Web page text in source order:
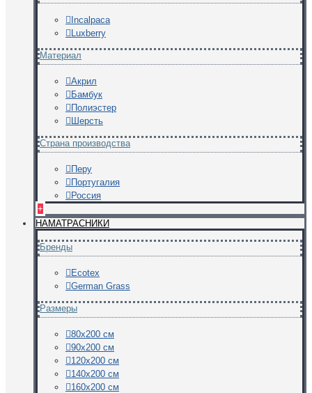
Incalpaca
Luxberry
Материал
Акрил
Бамбук
Полиэстер
Шерсть
Страна производства
Перу
Португалия
Россия
+
НАМАТРАСНИКИ
Бренды
Ecotex
German Grass
Размеры
80х200 см
90х200 см
120х200 см
140х200 см
160х200 см